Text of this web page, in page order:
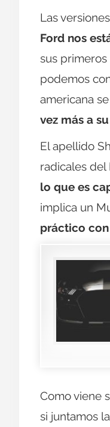
Las
Ford nos
sus
podemos
americana
vez más a
El apellido
radicales del
lo que es
implica un
práctico
Como viene
si juntamos